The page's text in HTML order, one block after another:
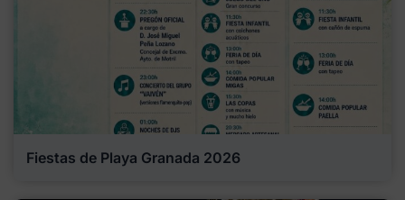
Fiestas de Playa Granada 2026